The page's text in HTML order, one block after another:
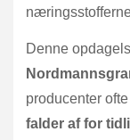
Denne
producenter ofte
falder af for